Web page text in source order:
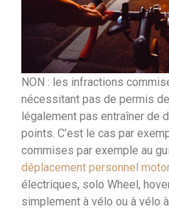
NON : les infractions
nécessitant pas de permis
légalement pas entraîner de
points. C’est le cas par
commises par exemple au
déplacement personnel
électriques, solo Wheel,
simplement à vélo ou à vélo